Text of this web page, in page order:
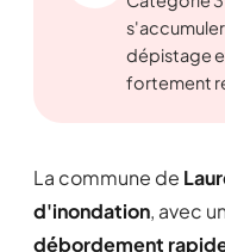
dépistage
fortement
La commune de
d'inondation, avec
débordement